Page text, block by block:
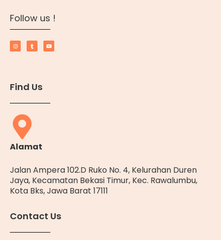
Follow us !
Find Us
Alamat
Jalan Ampera 102.D Ruko No. 4, Kelurahan Duren
Jaya, Kecamatan Bekasi Timur, Kec. Rawalumbu,
Kota Bks, Jawa Barat 17111
Contact Us